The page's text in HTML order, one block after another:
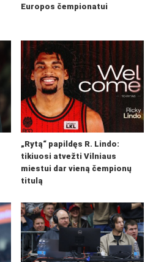
Europos čempionatui
„Rytą“ papildęs R. Lindo:
tikiuosi atvežti Vilniaus
miestui dar vieną čempionų
titulą